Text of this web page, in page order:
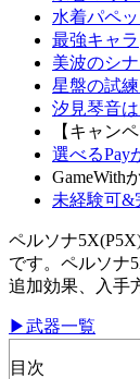
水着パペ
最強キャラ
美波のシ
星盤の試
汐見琴音
【キャン
選べるPay
GameWith
未経験可&
ペルソナ
です。ペルソナ
追加効果、入手
▶武器一覧
目次